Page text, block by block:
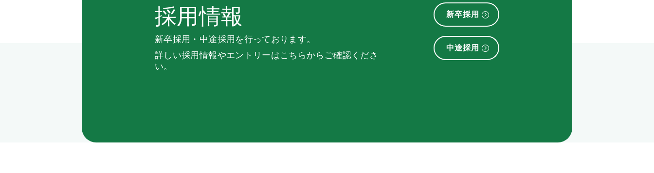
採用情報
新卒採用・中途採用を行っております。
詳しい採用情報やエントリーはこちらからご確認くださ
い。
新卒採用
中途採用